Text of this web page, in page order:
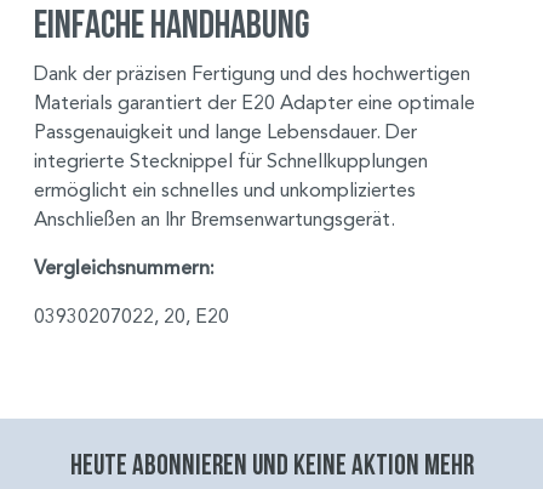
einfache Handhabung
Dank der präzisen Fertigung und des hochwertigen
Materials garantiert der E20 Adapter eine optimale
Passgenauigkeit und lange Lebensdauer. Der
integrierte Stecknippel für Schnellkupplungen
ermöglicht ein schnelles und unkompliziertes
Anschließen an Ihr Bremsenwartungsgerät.
Vergleichsnummern:
03930207022, 20, E20
Heute abonnieren und keine aktion mehr